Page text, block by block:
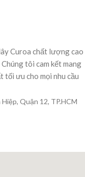
Curoa chất lượng cao
tôi cam kết mang
tối ưu cho mọi nhu cầu
Quận 12, TP.HCM